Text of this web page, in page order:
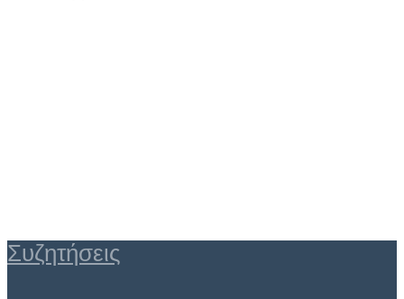
Συζητήσεις